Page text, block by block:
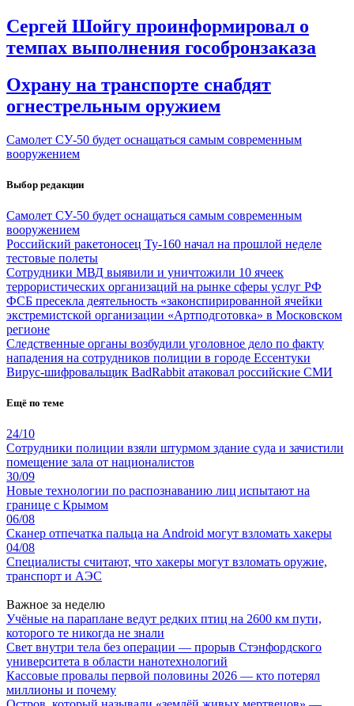
Сергей Шойгу проинформировал о
темпах выполнения гособронзаказа
Охрану на транспорте снабдят
огнестрельным оружием
Самолет СУ-50 будет оснащаться самым современным
вооружением
Выбор редакции
Самолет СУ-50 будет оснащаться самым современным
вооружением
Российский ракетоносец Ту-160 начал на прошлой неделе
тестовые полеты
Сотрудники МВД выявили и уничтожили 10 ячеек
террористических организаций на рынке сферы услуг РФ
ФСБ пресекла деятельность «законспирированной ячейки
экстремистской организации «Артподготовка» в Московском
регионе
Следственные органы возбудили уголовное дело по факту
нападения на сотрудников полиции в городе Ессентуки
Вирус-шифровальщик BadRabbit атаковал российские СМИ
Ещё по теме
24/10
Сотрудники полиции взяли штурмом здание суда и зачистили
помещение зала от националистов
30/09
Новые технологии по распознаванию лиц испытают на
границе с Крымом
06/08
Сканер отпечатка пальца на Android могут взломать хакеры
04/08
Специалисты считают, что хакеры могут взломать оружие,
транспорт и АЭС
Важное за неделю
Учёные на параплане ведут редких птиц на 2600 км пути,
которого те никогда не знали
Свет внутри тела без операции — прорыв Стэнфордского
университета в области нанотехнологий
Кассовые провалы первой половины 2026 — кто потерял
миллионы и почему